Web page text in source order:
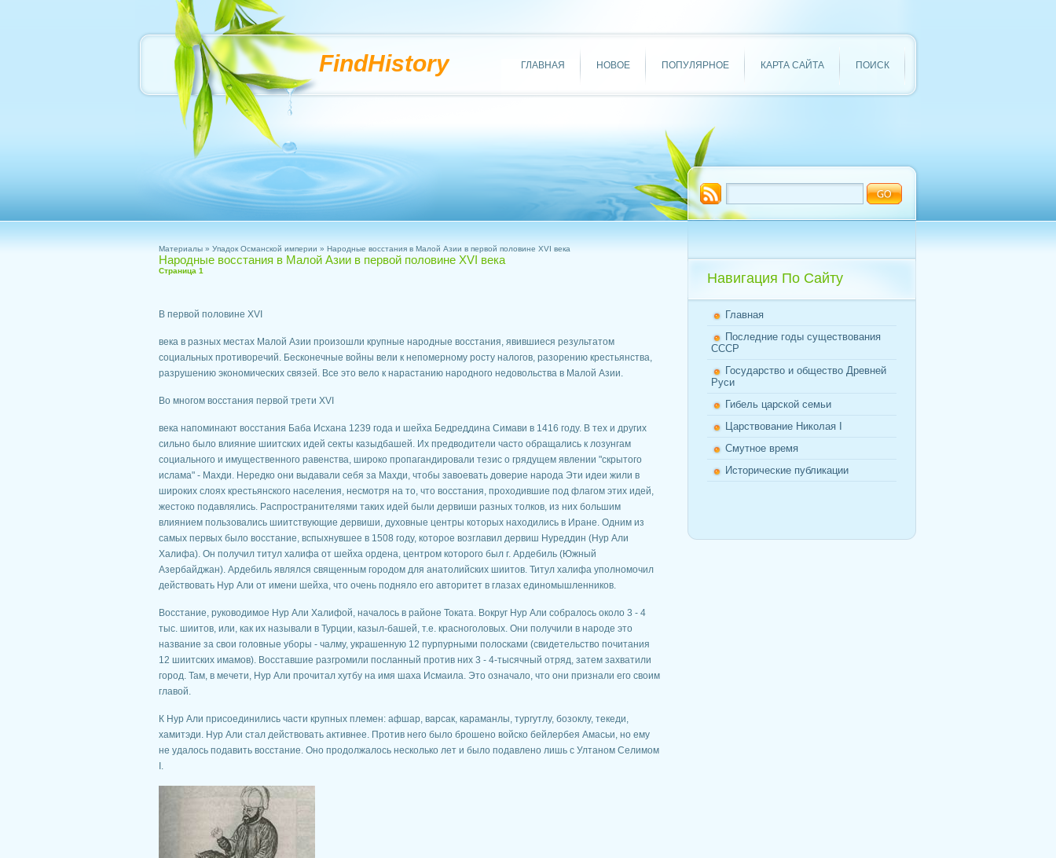
FindHistory ГЛАВНАЯ НОВОЕ ПОПУЛЯРНОЕ КАРТА САЙТА ПОИСК
Материалы » Упадок Османской империи » Народные восстания в Малой Азии в первой половине XVI века
Народные восстания в Малой Азии в первой половине XVI века
Страница 1
В первой половине XVI
века в разных местах Малой Азии произошли крупные народные восстания, явившиеся результатом
социальных противоречий. Бесконечные войны вели к непомерному росту налогов, разорению крестьянства,
разрушению экономических связей. Все это вело к нарастанию народного недовольства в Малой Азии.
Во многом восстания первой трети XVI
века напоминают восстания Баба Исхана 1239 года и шейха Бедреддина Симави в 1416 году. В тех и других
сильно было влияние шиитских идей секты казыдбашей. Их предводители часто обращались к лозунгам
социального и имущественного равенства, широко пропагандировали тезис о грядущем явлении "скрытого
ислама" - Махди. Нередко они выдавали себя за Махди, чтобы завоевать доверие народа Эти идеи жили в
широких слоях крестьянского населения, несмотря на то, что восстания, проходившие под флагом этих идей,
жестоко подавлялись. Распространителями таких идей были дервиши разных толков, из них большим
влиянием пользовались шиитствующие дервиши, духовные центры которых находились в Иране. Одним из
самых первых было восстание, вспыхнувшее в 1508 году, которое возглавил дервиш Нуреддин (Нур Али
Халифа). Он получил титул халифа от шейха ордена, центром которого был г. Ардебиль (Южный
Азербайджан). Ардебиль являлся священным городом для анатолийских шиитов. Титул халифа уполномочил
действовать Нур Али от имени шейха, что очень подняло его авторитет в глазах единомышленников.
Восстание, руководимое Нур Али Халифой, началось в районе Токата. Вокруг Нур Али собралось около 3 - 4
тыс. шиитов, или, как их называли в Турции, казыл-башей, т.е. красноголовых. Они получили в народе это
название за свои головные уборы - чалму, украшенную 12 пурпурными полосками (свидетельство почитания
12 шиитских имамов). Восставшие разгромили посланный против них 3 - 4-тысячный отряд, затем захватили
город. Там, в мечети, Нур Али прочитал хутбу на имя шаха Исмаила. Это означало, что они признали его своим
главой.
К Нур Али присоединились части крупных племен: афшар, варсак, караманлы, тургутлу, бозоклу, текеди,
хамитэди. Нур Али стал действовать активнее. Против него было брошено войско бейлербея Амасьи, но ему
не удалось подавить восстание. Оно продолжалось несколько лет и было подавлено лишь с Ултаном Селимом
I.
Навигация По Сайту
Главная
Последние годы существования
СССР
Государство и общество Древней
Руси
Гибель царской семьи
Царствование Николая I
Смутное время
Исторические публикации